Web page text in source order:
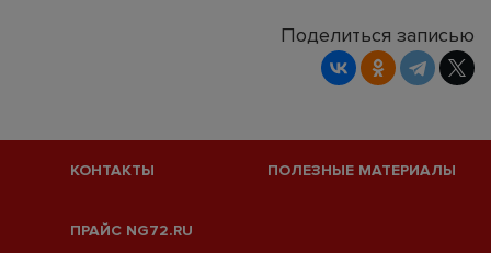
Поделиться записью
КОНТАКТЫ ПОЛЕЗНЫЕ МАТЕРИАЛЫ
ПРАЙС NG72.RU